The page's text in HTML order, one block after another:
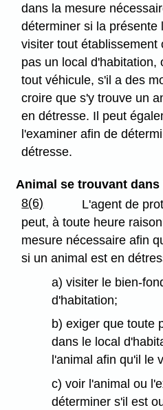
dans la mesure
déterminer si la présente
visiter tout établissement
pas un local d'habitation,
tout véhicule, s'il a des
croire que s'y trouve un
en détresse. Il peut
l'examiner afin de
détresse.
Animal se trouvant
8(6)
L'agent de
peut, à toute heure
mesure nécessaire afin
si un animal est en
a) visiter le bien-
d'habitation;
b) exiger que toute
dans le local
l'animal afin qu'il le
c) voir l'animal ou
déterminer s'il est